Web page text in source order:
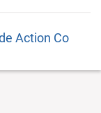
Action Co